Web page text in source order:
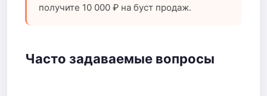
получите 10 000 ₽ на буст продаж.
Часто задаваемые вопросы